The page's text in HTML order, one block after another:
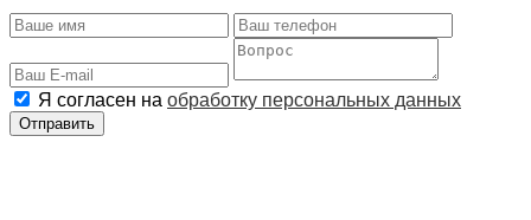
Я согласен на обработку персональных данных